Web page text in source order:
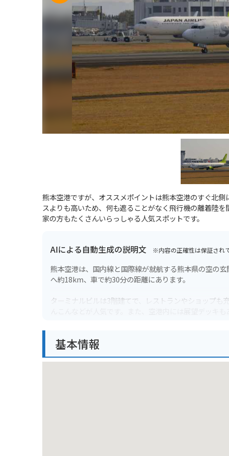
熊本空港ですが、オススメポイントは熊本空港のすぐ北
スよりも高いため、何も遮ることがなく飛行機の離着陸
家の方もたくさんいらっしゃる人気スポットです。
AIによる自動生成の説明文 ※内容の正確性は保証されて
熊本空港は、国内線と国際線が就航する熊本県の空の
へ約18km、車で約30分の距離にあります。
ターミナルビルは3階建てで、レストランやショップ
んこんなどが人気です。また、空港内には展望デッキ
としても便利です。
基本情報